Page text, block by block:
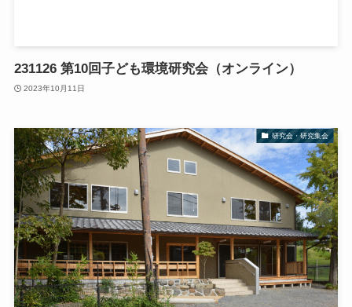
231126 第10回子ども環境研究会（オンライン）
2023年10月11日
研究会・研究集会